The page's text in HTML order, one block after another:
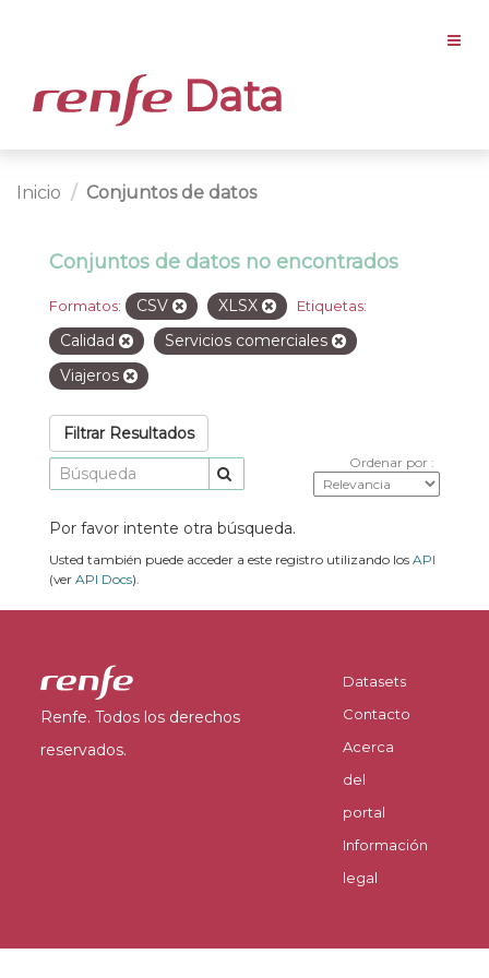
Data
Inicio Conjuntos de datos
Conjuntos de datos no encontrados
Formatos: CSV XLSX Etiquetas:
Calidad
Servicios comerciales
Viajeros
Filtrar Resultados
Ordenar por
Por favor intente otra búsqueda.
Usted también puede acceder a este registro utilizando los API
(ver API Docs).
Renfe. Todos los derechos
reservados.
Datasets
Contacto
Acerca
del
portal
Información
legal